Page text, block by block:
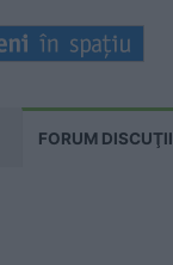
FORUM DISCUŢII